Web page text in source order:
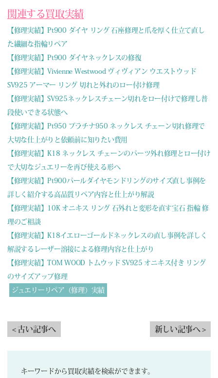
関連する買取実績
【修理実績】Pt900 ダイヤ リング 石座修理と爪を厚く仕立て直し
た繊細な指輪リペア
【修理実績】Pt900 ダイヤネックレスの修復
【修理実績】Vivienne Westwood ヴィヴィアン ウエストウッド
SV925 アーマー リング 切れと外れのロー付け修理
【修理実績】SV925ネックレスチェーン切れをロー付けで修理し普
段使いできる状態へ
【修理実績】Pt950 プラチナ950 ネックレス チェーン切れ修理で
大切な仕上がりと依頼前に知りたい費用
【修理実績】K18 ネックレス チェーンのパーツ外れ修理とロー付け
で大切なジュエリーを再び使える形へ
【修理実績】Pt900パールダイヤモンドリングのサイズ直し事例を
詳しく紹介する高品質リペア内容と仕上がり解説
【修理実績】10K オニキス リング 石外れと変形を直す宝石 指輪 修
理のご相談
【修理実績】K18イエローゴールドネックレスの直し事例を詳しく
解説するレーザー溶接による修理内容と仕上がり
【修理実績】TOM WOOD トムウッド SV925 オニキス付き リング
のサイズアップ修理
ジュエリーリペア（修理）実績
< 古い記事へ 新しい記事へ >
キーワードから買取実績を検索ができます。